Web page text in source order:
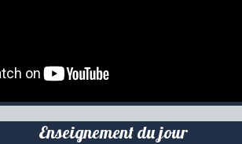
Enseignement du jour